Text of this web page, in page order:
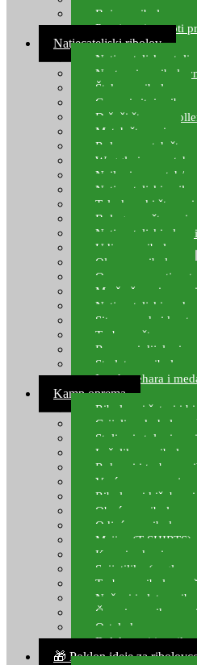
Boje za ribolovnu
Provjereni recepti
Natjecateljski ribolov
Natjecateljske stolice
Nastavci za
Šteke za ribolov
Gume i sitni pribor
Držači štapova
Match štapovi
Role za match
Waggleri za match
Najloni za match/
Natjecateljski
Teleskopski štapovi
Bolognese štapovi
Natjecateljski plovci
Udice za ribolov
Olovo za ribolov
Oprema za
Mreže čuvarice za
Natjecateljski
Sito, posude i kante
Torbe za štapove –
Rezervni dijelovi za
Starlete za ribolov
Izrada pehara i
Kamp oprema
Ribolovni šatori i
Grijalice, kuhala za
Stolice i stolovi za
Ležaljke za ribolov
Ruksaci i torbe za
Vreće za spavanje
Ribolovni kišobrani
Obuća za ribolov
Odjeća za ribolov
Majice (T-SHIRTS)
Kape i rukavice za
Svijetiljke
Torbe za ribolovne
Noževi i alat za
Čamci za prihranu
Ostala kamp oprema
Dalekozori i optika
🎁 Poklon ideje za